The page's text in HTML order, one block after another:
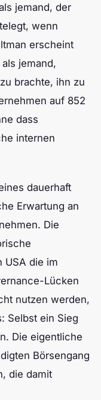
jemand, der
wenn
erscheint
jemand,
brachte, ihn zu
auf 852
dass
internen
dauerhaft
Erwartung an
Die
USA die im
Lücken
nutzen werden,
Selbst ein Sieg
Die eigentliche
Börsengang
die damit